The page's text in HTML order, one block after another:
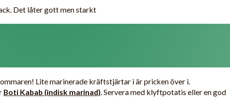
Det låter gott men starkt
Lite marinerade kräftstjärtar i är pricken över i.
Boti Kabab (indisk marinad). Servera med klyftpotatis eller en god